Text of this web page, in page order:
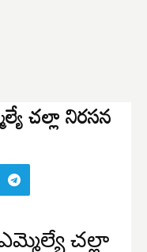
చల్లా నిరసన
చల్లా